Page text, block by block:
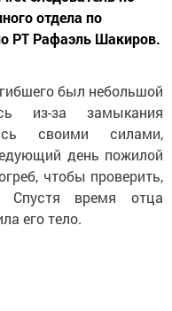
отдела по
РТ Рафаэль Шакиров.
был небольшой
из-за замыкания
своими силами,
день пожилой
чтобы проверить,
Спустя время отца
его тело.